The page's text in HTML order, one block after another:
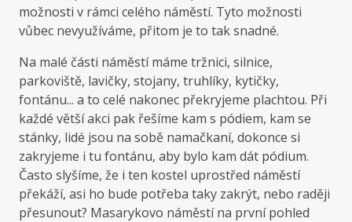
možnosti v rámci celého náměstí. Tyto možnosti
vůbec nevyužíváme, přitom je to tak snadné.
Na malé části náměstí máme tržnici, silnice,
parkoviště, lavičky, stojany, truhlíky, kytičky,
fontánu... a to celé nakonec překryjeme plachtou. Při
každé větší akci pak řešíme kam s pódiem, kam se
stánky, lidé jsou na sobě namačkaní, dokonce si
zakryjeme i tu fontánu, aby bylo kam dát pódium.
Často slyšíme, že i ten kostel uprostřed náměstí
překáží, asi ho bude potřeba taky zakrýt, nebo raději
přesunout? Masarykovo náměstí na první pohled